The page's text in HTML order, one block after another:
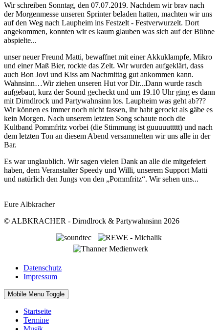
Wir schreiben Sonntag, den 07.07.2019. Nachdem wir brav nach
der Morgenmesse unseren Sprinter beladen hatten, machten wir uns
auf den Weg nach Laupheim ins Festzelt - Festverwurzelt. Dort
angekommen, konnten wir es kaum glauben was sich auf der Bühne
abspielte...
unser neuer Freund Matti, bewaffnet mit einer Akkuklampfe, Mikro
und einer Maß Bier, rockte das Zelt. Wir wurden aufgeklärt, dass
auch Bon Jovi und Kiss am Nachmittag gut ankommen kann.
Wahnsinn…Wir ziehen unseren Hut vor Dir...Dann wurde rasch
aufgebaut, kurz der Sound gecheckt und um 19.10 Uhr ging es dann
mit Dirndlrock und Partywahnsinn los. Laupheim was geht ab???
Wir können es immer noch nicht fassen, ihr habt gerockt als gäbe es
kein Morgen. Nach unserem letzten Song schaute noch die
Kultband Pommfritz vorbei (die Stimmung ist guuuuuttttt) und nach
dem letzten Ton an diesem Abend versammelten wir uns alle in der
Bar.
Es war unglaublich. Wir sagen vielen Dank an alle die mitgefeiert
haben, dem Veranstalter Speedy und Willi, unserem Support Matti
und natürlich den Jungs von den „Pommfritz“. Wir sehen uns...
Eure Albkracher
© ALBKRACHER - Dirndlrock & Partywahnsinn 2026
Datenschutz
Impressum
Mobile Menu Toggle
Startseite
Termine